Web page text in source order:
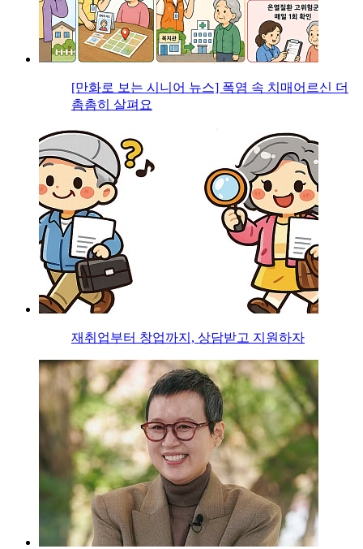
[만화로 보는 시니어 뉴스] 폭염 속 치매어르신 더
촘촘히 살펴요
재취업부터 창업까지, 상담받고 지원하자